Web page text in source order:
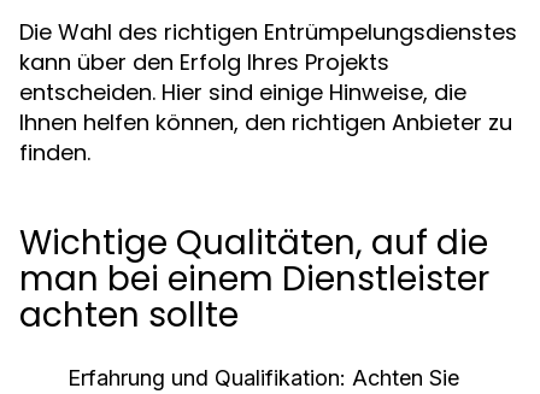
Die Wahl des richtigen Entrümpelungsdienstes
kann über den Erfolg Ihres Projekts
entscheiden. Hier sind einige Hinweise, die
Ihnen helfen können, den richtigen Anbieter zu
finden.
Wichtige Qualitäten, auf die
man bei einem Dienstleister
achten sollte
Erfahrung und Qualifikation: Achten Sie